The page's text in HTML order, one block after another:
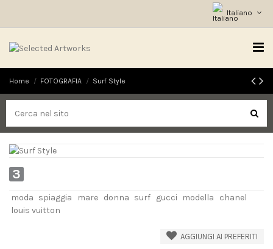
Italiano
Home FOTOGRAFIA Surf Style
3
moda spiaggia mare donna surf gucci modella
chanel
louis vuitton
AGGIUNGI AI PREFERITI